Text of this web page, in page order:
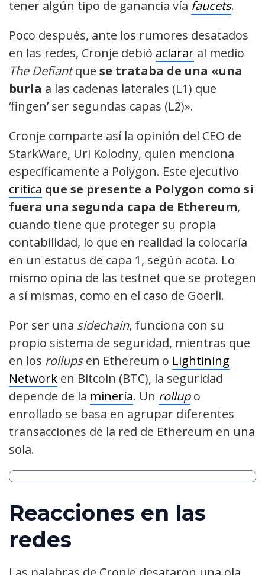
tener algún tipo de ganancia vía faucets.
Poco después, ante los rumores desatados
en las redes, Cronje debió aclarar al medio
The Defiantque se trataba de una «una
burla a las cadenas laterales (L1) que
‘fingen’ ser segundas capas (L2)».
Cronje comparte así la opinión del CEO de
StarkWare, Uri Kolodny, quien menciona
específicamente a Polygon. Este ejecutivo
critica que se presente a Polygon como si
fuera una segunda capa de Ethereum,
cuando tiene que proteger su propia
contabilidad, lo que en realidad la colocaría
en un estatus de capa 1, según acota. Lo
mismo opina de las testnet que se protegen
a sí mismas, como en el caso de Göerli.
Por ser una sidechain, funciona con su
propio sistema de seguridad, mientras que
en los rollupsen Ethereum o Lightining
Network en Bitcoin (BTC), la seguridad
depende de la minería. Un rollup o
enrollado se basa en agrupar diferentes
transacciones de la red de Ethereum en una
sola.
Reacciones en las
redes